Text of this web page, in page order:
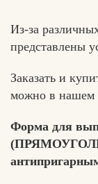
Из-за
представлены
Заказать и
можно в нашем
Форма для